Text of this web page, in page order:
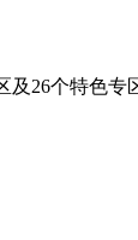
26个特色专